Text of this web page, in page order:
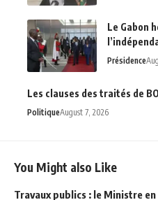
Le Gabon
Présidence
Les clauses des traités de
PolitiqueAugust 7, 2026
You Might also Like
Travaux publics : le Ministre